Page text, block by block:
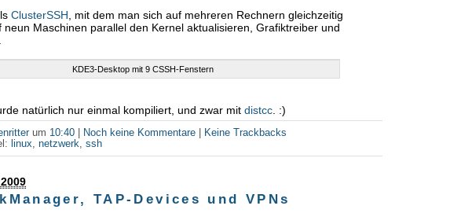
ClusterSSH , mit dem man sich auf mehreren Rechnern gleichzeitig
neun Maschinen parallel den Kernel aktualisieren, Grafiktreiber und
KDE3-Desktop mit 9 CSSH-Fenstern
natürlich nur einmal kompiliert, und zwar mitdistcc . :)
um 10:40 Noch keine Kommentare
Keine Trackbacks
linux,netzwerk,ssh
TAP-Devices und VPNs